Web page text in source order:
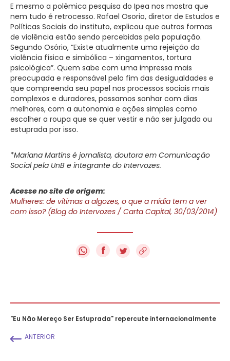
E mesmo a polêmica pesquisa do Ipea nos mostra que
nem tudo é retrocesso. Rafael Osorio, diretor de Estudos e
Políticas Sociais do instituto, explicou que outras formas
de violência estão sendo percebidas pela população.
Segundo Osório, “Existe atualmente uma rejeição da
violência física e simbólica – xingamentos, tortura
psicológica”. Quem sabe com uma impressa mais
preocupada e responsável pelo fim das desigualdades e
que compreenda seu papel nos processos sociais mais
complexos e duradores, possamos sonhar com dias
melhores, com a autonomia e ações simples como
escolher a roupa que se quer vestir e não ser julgada ou
estuprada por isso.
*Mariana Martins é jornalista, doutora em Comunicação
Social pela UnB e integrante do Intervozes.
Acesse no site de origem:
Mulheres: de vítimas a algozes, o que a mídia tem a ver
com isso? (Blog do Intervozes / Carta Capital, 30/03/2014)
f
"Eu Não Mereço Ser Estuprada" repercute internacionalmente
ANTERIOR